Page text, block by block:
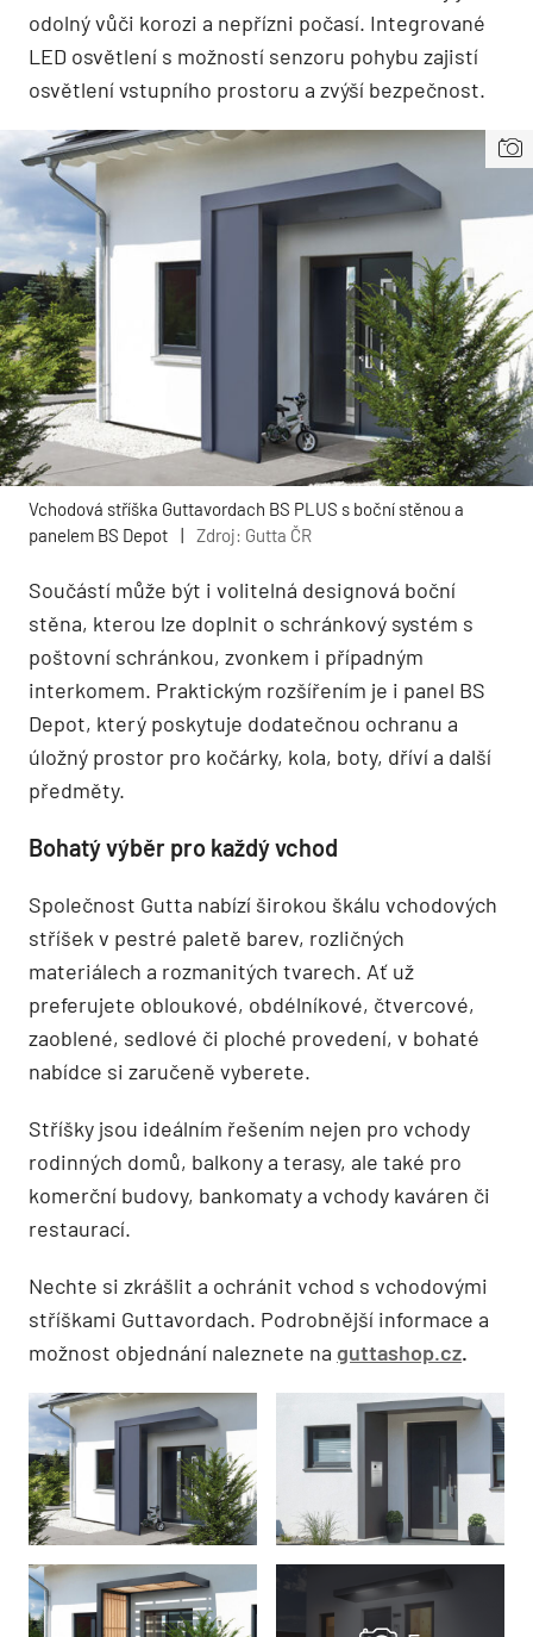
odolný vůči korozi a nepřízni počasí. Integrované
LED osvětlení s možností senzoru pohybu zajistí
osvětlení vstupního prostoru a zvýší bezpečnost.
Vchodová stříška Guttavordach BS PLUS s boční stěnou a
panelem BS Depot
| Zdroj: Gutta ČR
Součástí může být i volitelná designová boční
stěna, kterou lze doplnit o schránkový systém s
poštovní schránkou, zvonkem i případným
interkomem. Praktickým rozšířením je i panel BS
Depot, který poskytuje dodatečnou ochranu a
úložný prostor pro kočárky, kola, boty, dříví a další
předměty.
Bohatý výběr pro každý vchod
Společnost Gutta nabízí širokou škálu vchodových
stříšek v pestré paletě barev, rozličných
materiálech a rozmanitých tvarech. Ať už
preferujete obloukové, obdélníkové, čtvercové,
zaoblené, sedlové či ploché provedení, v bohaté
nabídce si zaručeně vyberete.
Stříšky jsou ideálním řešením nejen pro vchody
rodinných domů, balkony a terasy, ale také pro
komerční budovy, bankomaty a vchody kaváren či
restaurací.
Nechte si zkrášlit a ochránit vchod s vchodovými
stříškami Guttavordach. Podrobnější informace a
možnost objednání naleznete na guttashop.cz.